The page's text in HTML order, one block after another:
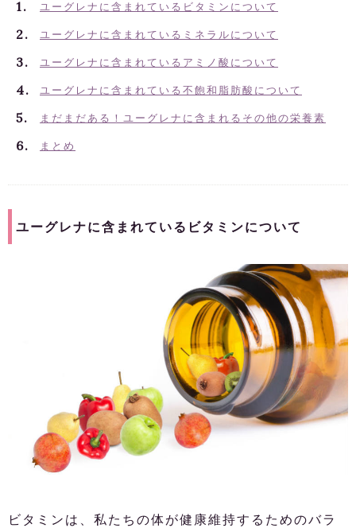
ユーグレナに含まれているビタミンについて
ユーグレナに含まれているミネラルについて
ユーグレナに含まれているアミノ酸について
ユーグレナに含まれている不飽和脂肪酸について
まだまだある！ユーグレナに含まれるその他の栄養素
まとめ
ユーグレナに含まれているビタミンについて
ビタミンは、私たちの体が健康維持するためのバラ